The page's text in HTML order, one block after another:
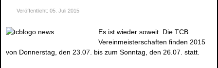
Veröffentlicht: 05. Juli 2015
Es ist wieder soweit. Die TCB
Vereinmeisterschaften finden 2015
von Donnerstag, den 23.07. bis zum Sonntag, den 26.07. statt.